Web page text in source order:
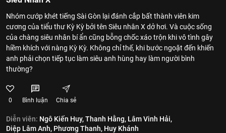
Nhóm cướp khét tiếng Sài Gòn lại đánh cắp bất thành viên kim
cương của tiểu thư Kỳ Kỳ bởi tên Siêu nhân X dở hơi. Và cuộc sống
của chàng siêu nhân bí ẩn cũng bỗng chốc xáo trộn khi vô tình gây
hiềm khích với nàng Kỳ Kỳ. Không chỉ thế, khi bước ngoặt đến khiến
anh phải chọn tiếp tục làm siêu anh hùng hay làm người bình
thường?
0 Bình luận Chia sẻ
Diễn viên: Ngô Kiến Huy,Thanh Hằng, Lâm Vinh Hải,
Diệp Lâm Anh, Phương Thanh, Huy Khánh